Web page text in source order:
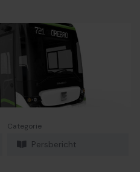
Categorie
Persbericht